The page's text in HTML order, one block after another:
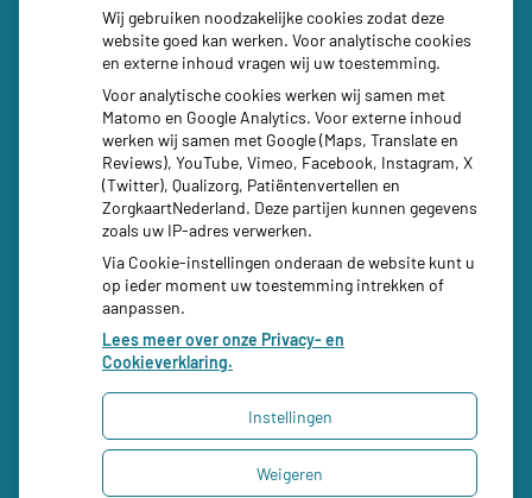
Social media
Uw Zorg Online|Beheer
Bezoek
Wij gebruiken noodzakelijke cookies zodat deze
website goed kan werken. Voor analytische cookies
en externe inhoud vragen wij uw toestemming.
Voor analytische cookies werken wij samen met
Matomo en Google Analytics. Voor externe inhoud
werken wij samen met Google (Maps, Translate en
Reviews), YouTube, Vimeo, Facebook, Instagram, X
(Twitter), Qualizorg, Patiëntenvertellen en
ZorgkaartNederland. Deze partijen kunnen gegevens
zoals uw IP-adres verwerken.
Via Cookie-instellingen onderaan de website kunt u
op ieder moment uw toestemming intrekken of
aanpassen.
Lees meer over onze Privacy- en
Cookieverklaring.
Instellingen
Weigeren